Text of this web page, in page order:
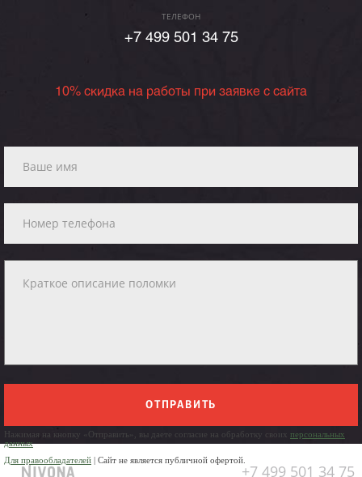
ТЕЛЕФОН
+7 499 501 34 75
10% скидка на работы при заявке с сайта
ОТПРАВИТЬ
Нажимая на кнопку «Отправить», вы даете согласие на обработку своих персональных
данных
Для правообладателей | Сайт не является публичной офертой.
+7 499 501 34 75